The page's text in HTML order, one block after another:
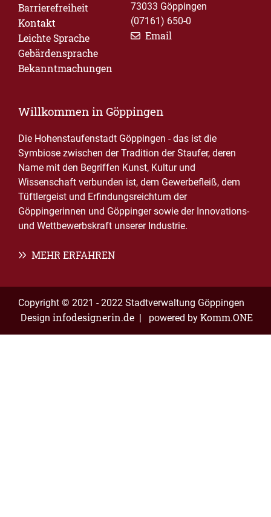
Barrierefreiheit
Kontakt
Leichte Sprache
Gebärdensprache
Bekanntmachungen
73033 Göppingen
(07161) 650-0
Email
Willkommen in Göppingen
Die Hohenstaufenstadt Göppingen - das ist die
Symbiose zwischen der Tradition der Staufer, deren
Name mit den Begriffen Kunst, Kultur und
Wissenschaft verbunden ist, dem Gewerbefleiß, dem
Tüftlergeist und Erfindungsreichtum der
Göppingerinnen und Göppinger sowie der Innovations-
und Wettbewerbskraft unserer Industrie.
MEHR ERFAHREN
Copyright © 2021 - 2022 Stadtverwaltung Göppingen
Design infodesignerin.de | powered by Komm.ONE